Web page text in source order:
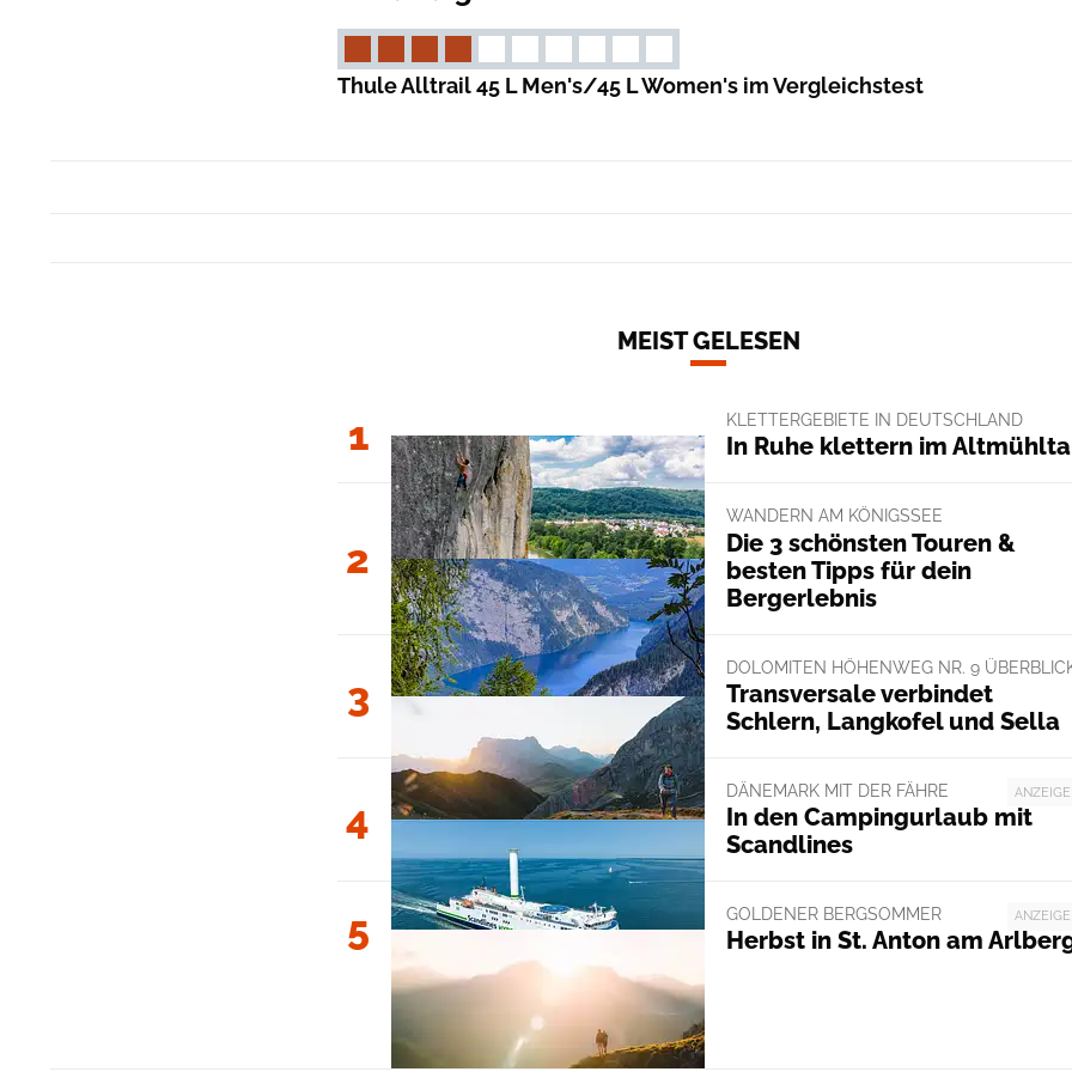
Thule Alltrail 45 L Men's/45 L Women's im Vergleichstest
MEIST GELESEN
1 KLETTERGEBIETE IN DEUTSCHLAND
In Ruhe klettern im
2
WANDERN AM KÖNIGSSEE
Die 3 schönsten Touren &
besten Tipps für dein
Bergerlebnis
3
DOLOMITEN HÖHENWEG NR. 9
Transversale verbindet
Schlern, Langkofel und Sella
4
ANZEIGE
DÄNEMARK MIT DER FÄHRE
In den Campingurlaub mit
Scandlines
5 ANZEIGE
GOLDENER BERGSOMMER
Herbst in St. Anton am